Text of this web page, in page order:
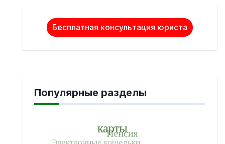
Бесплатная консультация юриста
Популярные разделы